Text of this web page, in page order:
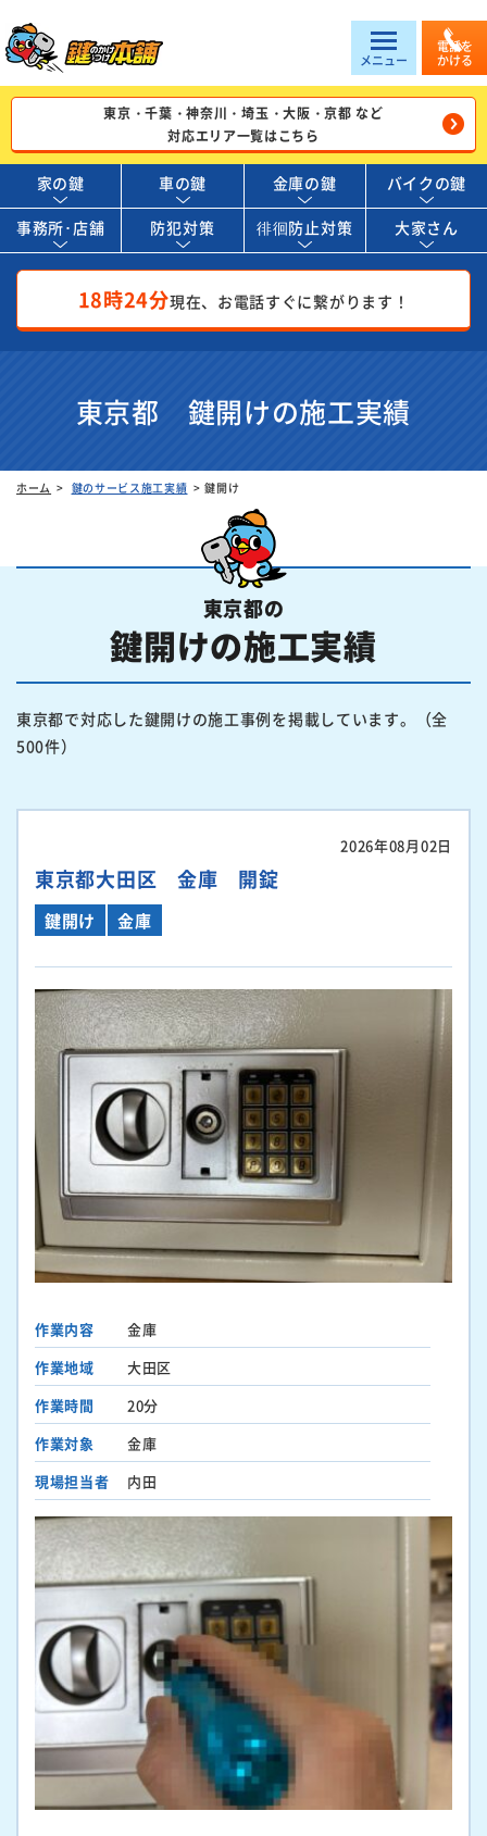
メニュー
電話を
かける
東京・千葉・神奈川・埼玉・大阪・京都 など
対応エリア一覧はこちら
家の鍵 車の鍵 金庫の鍵 バイクの鍵
事務所･店舗 防犯対策 徘徊防止対策 大家さん
18時24分現在、お電話すぐに繋がります！
東京都 鍵開けの施工実績
ホーム 鍵のサービス施工実績 鍵開け
東京都の
鍵開けの施工実績
東京都で対応した鍵開けの施工事例を掲載しています。（全
500件）
2026年08月02日
東京都大田区 金庫 開錠
鍵開け 金庫
作業内容
金庫
作業地域
大田区
作業時間
20分
作業対象
金庫
現場担当者
内田